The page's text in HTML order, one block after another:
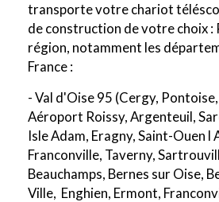
transporte votre chariot
de construction de votre choix :
région, notamment les
France :
- Val d'Oise 95 (Cergy,
Aéroport Roissy, Argenteuil,
Isle Adam, Eragny, Saint-Ouen l
Franconville, Taverny,
Beauchamps, Bernes sur Oise,
Ville, Enghien, Ermont,